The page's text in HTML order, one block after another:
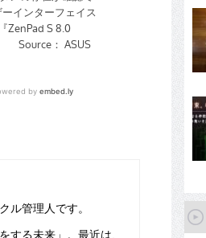
ル管理人です。
する未来」。最近は、